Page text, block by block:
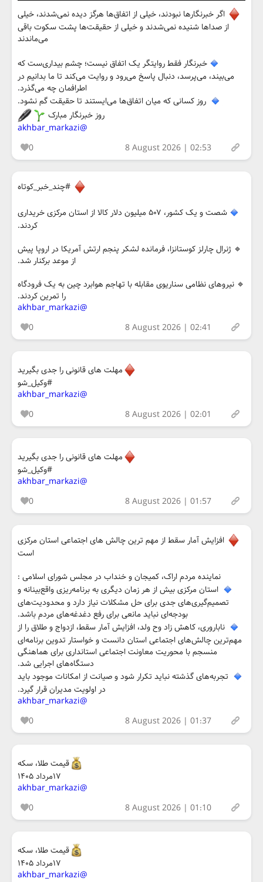
اگر خبرنگارها نبودند، خیلی از اتفاق‌ها هرگز دیده نمی‌شدند، خیلی
از صداها شنیده نمی‌شدند و خیلی از حقیقت‌ها پشت سکوت باقی
می‌ماندند
خبرنگار فقط روایتگر یک اتفاق نیست؛ چشم بیداری‌ست که
می‌بیند، می‌پرسد، دنبال پاسخ می‌رود و روایت می‌کند تا ما بدانیم در
اطرافمان چه می‌گذرد.
روز کسانی‌ که میان اتفاق‌ها می‌ایستند تا حقیقت گم نشود.
روز خبرنگار مبارک
@akhbar_markazi
0
8 August 2026 | 02:53
#چند_خبر_کوتاه
شصت و یک کشور، ۵۰۷ میلیون دلار کالا از استان مرکزی خریداری
کردند.
🔹️ ژنرال چارلز کوستانزا، فرمانده لشکر پنجم ارتش آمریکا در اروپا پیش
از موعد برکنار شد.
🔹️ نیروهای نظامی سناریوی مقابله با تهاجم هوابرد چین به یک فرودگاه
را تمرین کردند.
@akhbar_markazi
0
8 August 2026 | 02:41
مهلت های قانونی را جدی بگیرید
#وکیل_شو
@akhbar_markazi
0
8 August 2026 | 02:01
مهلت های قانونی را جدی بگیرید
#وکیل_شو
@akhbar_markazi
0
8 August 2026 | 01:57
افزایش آمار سقط از مهم ترین چالش های اجتماعی استان مرکزی
است
نماینده مردم اراک، کمیجان و خنداب در مجلس شورای اسلامی :
استان مرکزی بیش از هر زمان دیگری به برنامه‌ریزی واقع‌بینانه و
تصمیم‌گیری‌های جدی برای حل مشکلات نیاز دارد و محدودیت‌های
بودجه‌ای نباید مانعی برای رفع دغدغه‌های مردم باشد.
ناباروری، کاهش زاد وح ولد، افزایش آمار سقط، ازدواج و طلاق را از
مهم‌ترین چالش‌های اجتماعی استان دانست و خواستار تدوین برنامه‌ای
منسجم با محوریت معاونت اجتماعی استانداری برای هماهنگی
دستگاه‌های اجرایی شد.
تجربه‌های گذشته نباید تکرار شود و صیانت از امکانات موجود باید
در اولویت مدیران قرار گیرد.
@akhbar_markazi
0
8 August 2026 | 01:37
قیمت طلا، سکه
۱۷مرداد ۱۴۰۵
@akhbar_markazi
0
8 August 2026 | 01:10
قیمت طلا، سکه
۱۷مرداد ۱۴۰۵
@akhbar_markazi